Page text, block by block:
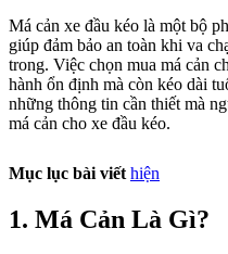
Má cản xe đầu kéo là một bộ
giúp đảm bảo an toàn khi va
trong. Việc chọn mua má cản
hành ổn định mà còn kéo dài
những thông tin cần thiết mà
má cản cho xe đầu kéo.
Mục lục bài viết hiện
1. Má Cản Là Gì?